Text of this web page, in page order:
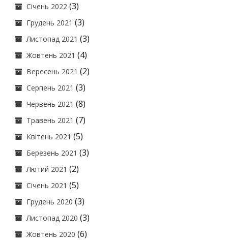
Січень 2022 (3)
Грудень 2021 (3)
Листопад 2021 (3)
Жовтень 2021 (4)
Вересень 2021 (2)
Серпень 2021 (3)
Червень 2021 (8)
Травень 2021 (7)
Квітень 2021 (5)
Березень 2021 (3)
Лютий 2021 (2)
Січень 2021 (5)
Грудень 2020 (3)
Листопад 2020 (3)
Жовтень 2020 (6)